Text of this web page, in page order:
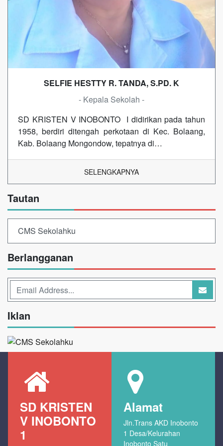
SELFIE HESTTY R. TANDA, S.PD. K
- Kepala Sekolah -
SD KRISTEN V INOBONTO I didirikan pada tahun
1958, berdiri ditengah perkotaan di Kec. Bolaang,
Kab. Bolaang Mongondow, tepatnya di…
SELENGKAPNYA
Tautan
CMS Sekolahku
Berlangganan
Iklan
SD KRISTEN
V INOBONTO
1
Alamat
Jln.Trans AKD Inobonto
1 Desa/Kelurahan
Inobonto Satu